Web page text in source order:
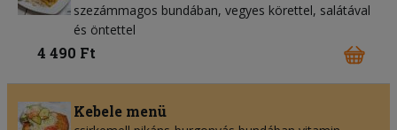
szezámmagos bundában, vegyes körettel, salátával
és öntettel
4 490 Ft
Kebele menü